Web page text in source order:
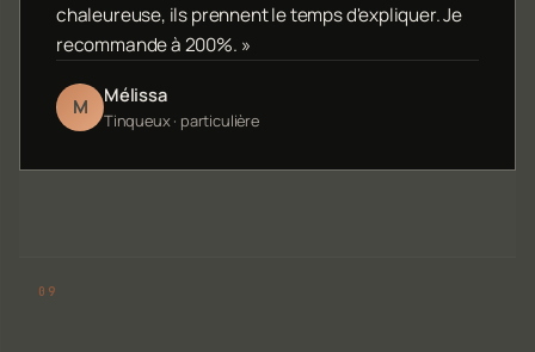
chaleureuse, ils prennent le temps d'expliquer. Je
recommande à 200%. »
M Mélissa
Tinqueux · particulière